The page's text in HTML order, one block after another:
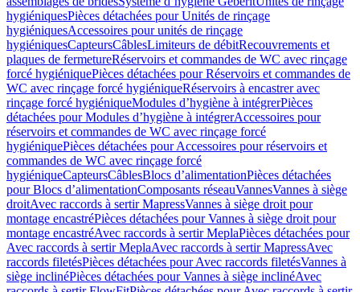
hygiéniquesPièces détachées pour Unités de rinçage
hygiéniquesAccessoires pour unités de rinçage
hygiéniquesCapteursCâblesLimiteurs de débitRecouvrements et
plaques de fermetureRéservoirs et commandes de WC avec rinçage
forcé hygiéniquePièces détachées pour Réservoirs et commandes de
WC avec rinçage forcé hygiéniqueRéservoirs à encastrer avec
rinçage forcé hygiéniqueModules d’hygiène à intégrerPièces
détachées pour Modules d’hygiène à intégrerAccessoires pour
réservoirs et commandes de WC avec rinçage forcé
hygiéniquePièces détachées pour Accessoires pour réservoirs et
commandes de WC avec rinçage forcé
hygiéniqueCapteursCâblesBlocs d’alimentationPièces détachées
pour Blocs d’alimentationComposants réseauVannesVannes à siège
droitAvec raccords à sertir MapressVannes à siège droit pour
montage encastréPièces détachées pour Vannes à siège droit pour
montage encastréAvec raccords à sertir MeplaPièces détachées pour
Avec raccords à sertir MeplaAvec raccords à sertir MapressAvec
raccords filetésPièces détachées pour Avec raccords filetésVannes à
siège inclinéPièces détachées pour Vannes à siège inclinéAvec